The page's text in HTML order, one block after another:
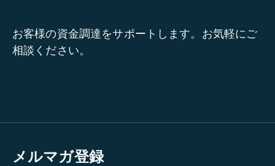
お客様の資金調達をサポートします。お気軽にご
相談ください。
メルマガ登録